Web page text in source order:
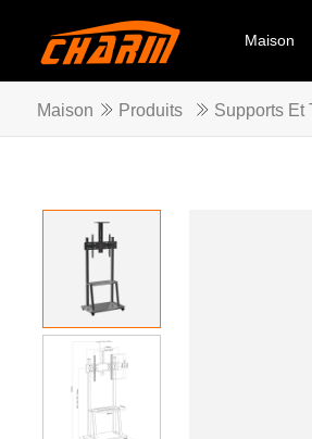
Maison
Maison Produits Supports Et